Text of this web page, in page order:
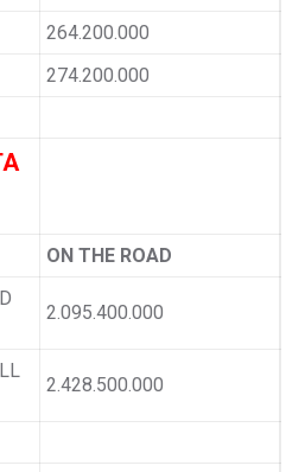
264.200.000
274.200.000
ON THE ROAD
2.095.400.000
2.428.500.000